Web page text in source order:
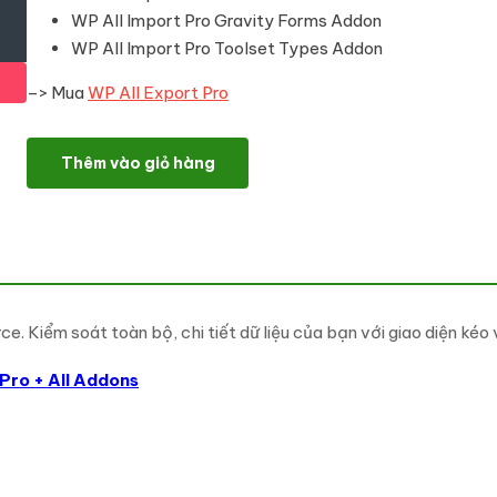
WP All Import Pro Gravity Forms Addon
WP All Import Pro Toolset Types Addon
–> MuaWP All Export Pro
WP All Import Pro + All Addons số lượng
Thêm vào giỏ hàng
Kiểm soát toàn bộ, chi tiết dữ liệu của bạn với giao diện kéo
+ All Addons